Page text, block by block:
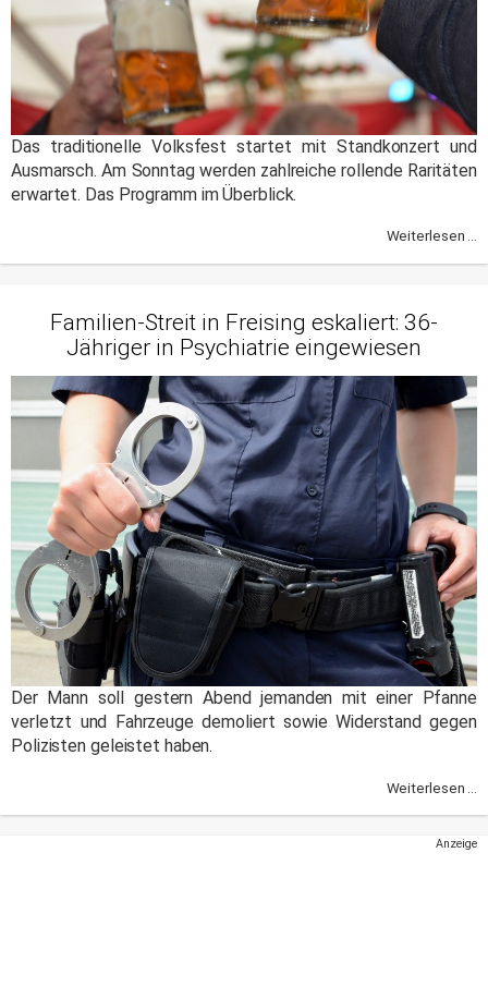
Das traditionelle Volksfest startet mit Standkonzert und
Ausmarsch. Am Sonntag werden zahlreiche rollende Raritäten
erwartet. Das Programm im Überblick.
Weiterlesen ...
Familien-Streit in Freising eskaliert: 36-
Jähriger in Psychiatrie eingewiesen
Der Mann soll gestern Abend jemanden mit einer Pfanne
verletzt und Fahrzeuge demoliert sowie Widerstand gegen
Polizisten geleistet haben.
Weiterlesen ...
Anzeige